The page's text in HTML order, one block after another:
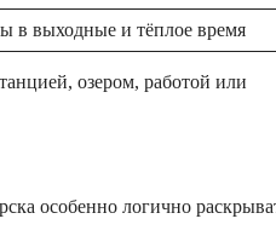
в выходные и тёплое время
озером, работой или
особенно логично